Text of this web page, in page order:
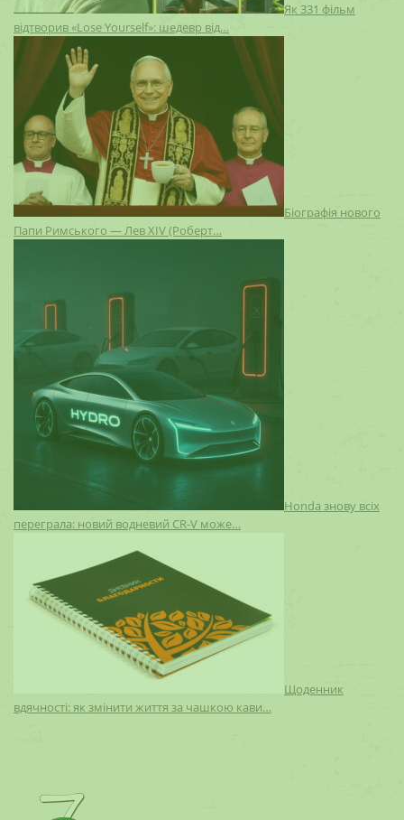
Як 331 фільм
відтворив «Lose Yourself»: шедевр від…
Біографія нового
Папи Римського — Лев XIV (Роберт…
Honda знову всіх
переграла: новий водневий CR-V може…
Щоденник
вдячності: як змінити життя за чашкою кави…